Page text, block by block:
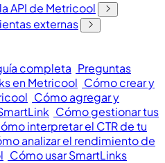
API de Metricool
externas
completa Preguntas
en Metricool Cómo crear y
Cómo agregar y
Cómo gestionar tus
interpretar el CTR de tu
analizar el rendimiento de
Cómo usar SmartLinks